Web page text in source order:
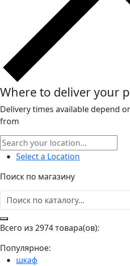
Where to deliver your
Delivery times available depend
from
Select a Location
Поиск по магазину
Всего из 2974 товара(ов):
Популярное:
шкаф